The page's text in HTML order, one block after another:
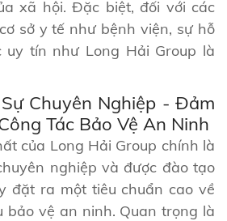
xã hội. Đặc biệt, đối với các
sở y tế như bệnh viện, sự hỗ
tín như Long Hải Group là
Chuyên Nghiệp - Đảm
Tác Bảo Vệ An Ninh
của Long Hải Group chính là
nghiệp và được đào tạo
đặt ra một tiêu chuẩn cao về
bảo vệ an ninh. Quan trọng là